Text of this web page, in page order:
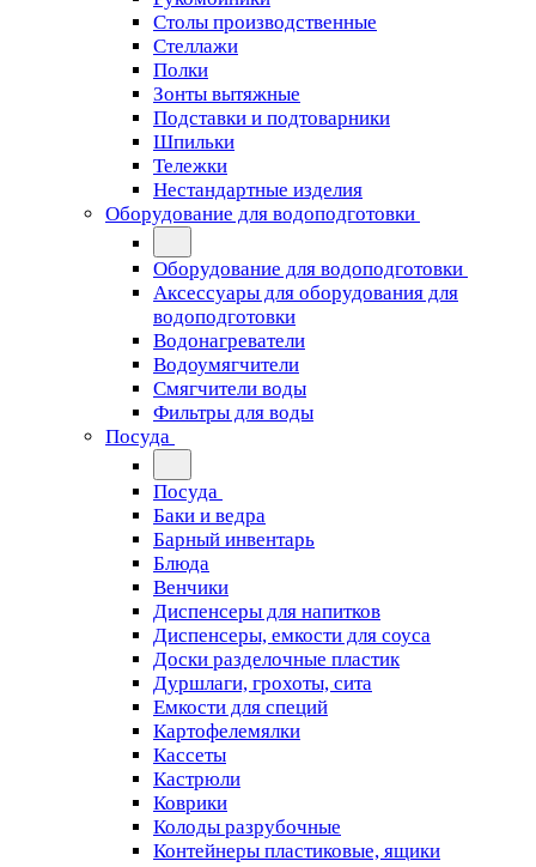
Столы производственные
Стеллажи
Полки
Зонты вытяжные
Подставки и подтоварники
Шпильки
Тележки
Нестандартные изделия
Оборудование для водоподготовки
Оборудование для водоподготовки
Аксессуары для оборудования для
водоподготовки
Водонагреватели
Водоумягчители
Смягчители воды
Фильтры для воды
Посуда
Посуда
Баки и ведра
Барный инвентарь
Блюда
Венчики
Диспенсеры для напитков
Диспенсеры, емкости для соуса
Доски разделочные пластик
Дуршлаги, грохоты, сита
Емкости для специй
Картофелемялки
Кассеты
Кастрюли
Коврики
Колоды разрубочные
Контейнеры пластиковые, ящики